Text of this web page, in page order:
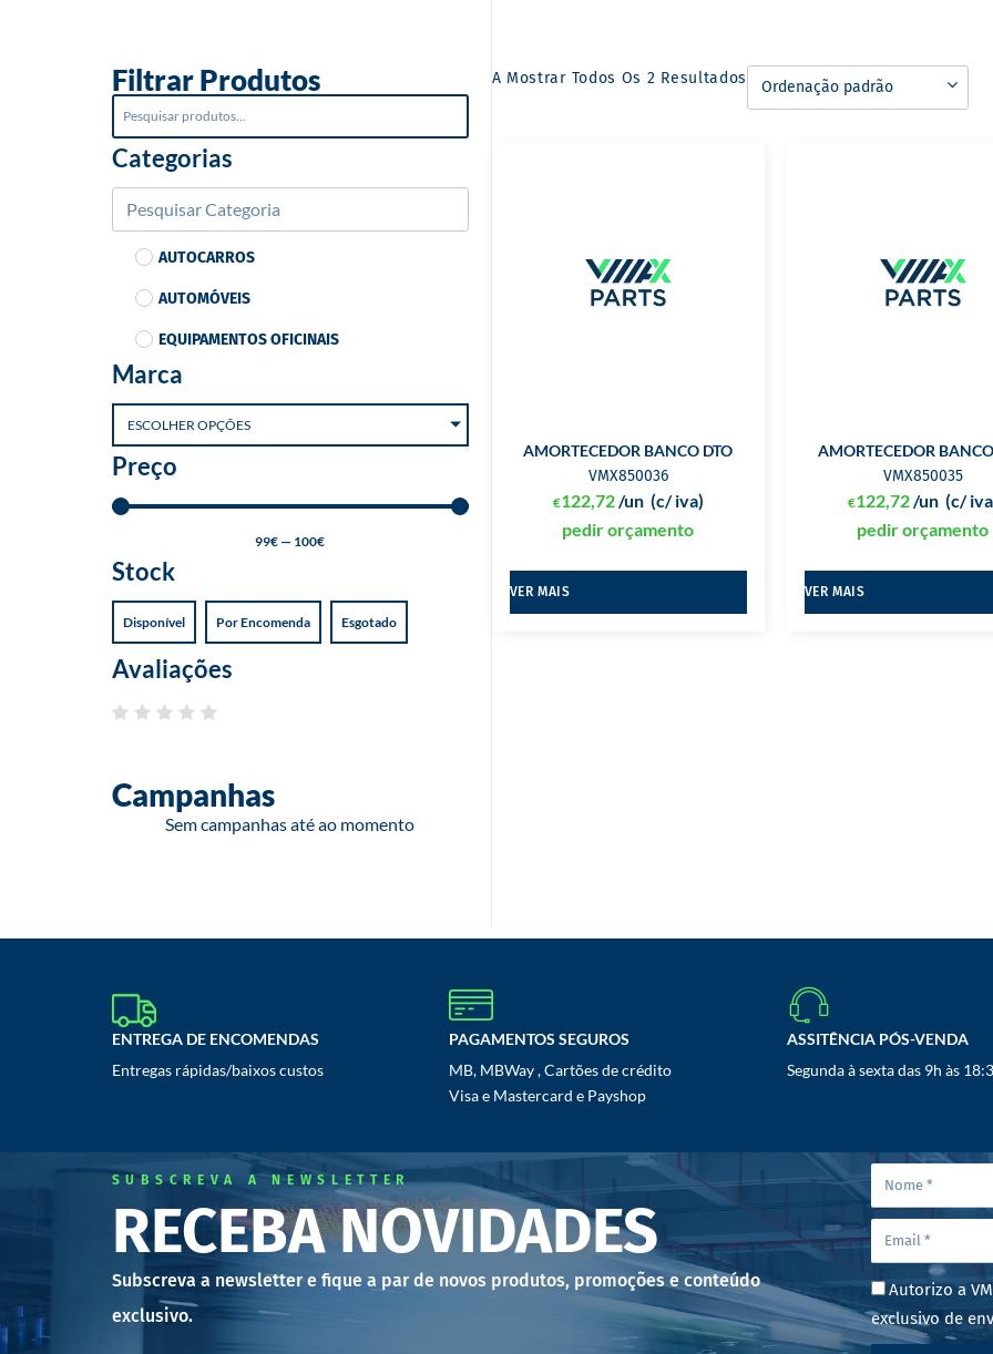
Filtrar Produtos
Categorias
AUTOCARROS
AUTOMÓVEIS
EQUIPAMENTOS OFICINAIS
Marca
ESCOLHER OPÇÕES
Preço
99€ — 100€
Stock
Disponível Por Encomenda Esgotado
Avaliações
Campanhas
Sem campanhas até ao momento
A Mostrar Todos Os 2 Resultados
AMORTECEDOR BANCO DTO
VMX850036
€122,72 (c/ iva)
/un
pedir orçamento
VER MAIS
AMORTECEDOR
VMX850035
€122,72 (c/
/un
pedir orçamento
VER MAIS
ENTREGA DE ENCOMENDAS
Entregas rápidas/baixos custos
PAGAMENTOS SEGUROS
MB, MBWay , Cartões de crédito
Visa e Mastercard e Payshop
ASSITÊNCIA PÓS-VENDA
Segunda à sexta das 9h às
SUBSCREVA A NEWSLETTER
RECEBA NOVIDADES
Subscreva a newsletter e fique a par de novos produtos, promoções e conteúdo
exclusivo.
Autorizo a
exclusivo de